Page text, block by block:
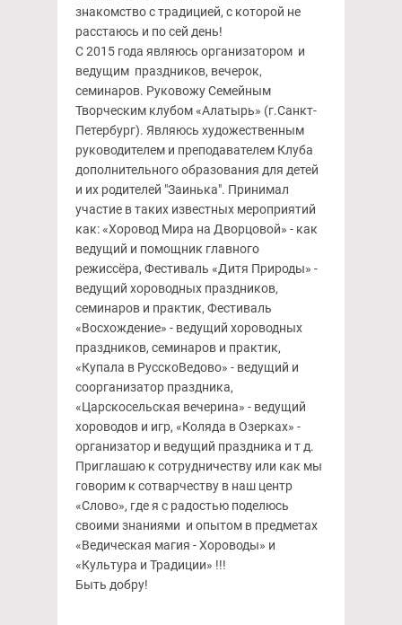
знакомство с традицией, с которой не
расстаюсь и по сей день!
С 2015 года являюсь организатором и
ведущим праздников, вечерок,
семинаров. Руковожу Семейным
Творческим клубом «Алатырь» (г.Санкт-
Петербург). Являюсь художественным
руководителем и преподавателем Клуба
дополнительного образования для детей
и их родителей "Заинька". Принимал
участие в таких известных мероприятий
как: «Хоровод Мира на Дворцовой» - как
ведущий и помощник главного
режиссёра, Фестиваль «Дитя Природы» -
ведущий хороводных праздников,
семинаров и практик, Фестиваль
«Восхождение» - ведущий хороводных
праздников, семинаров и практик,
«Купала в РусскоВедово» - ведущий и
соорганизатор праздника,
«Царскосельская вечерина» - ведущий
хороводов и игр, «Коляда в Озерках» -
организатор и ведущий праздника и т д.
Приглашаю к сотрудничеству или как мы
говорим к сотварчеству в наш центр
«Слово», где я с радостью поделюсь
своими знаниями и опытом в предметах
«Ведическая магия - Хороводы» и
«Культура и Традиции» !!!
Быть добру!